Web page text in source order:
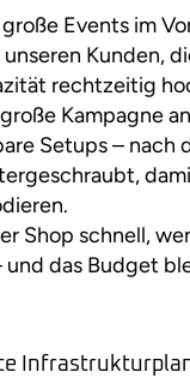
Events im
Kunden,
rechtzeitig
Kampagne
Setups – nach
Shop schnell,
und das Budget